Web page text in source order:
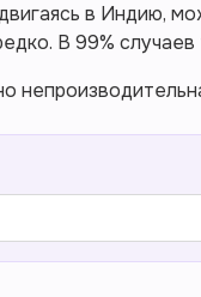
в Индию,
В 99%